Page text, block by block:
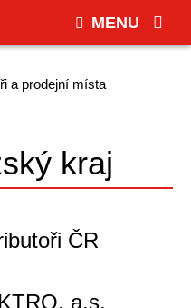
a prodejní místa
kraj
ČR
a.s.
MENU